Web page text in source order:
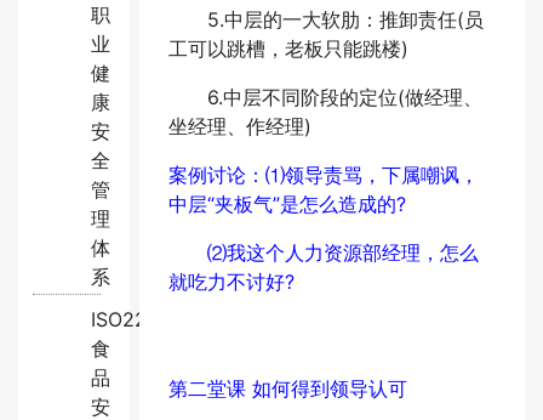
职
业
健
康
安
全
管
理
体
系
ISO22000:2018
食
品
安
5.中层的一大软肋：推卸责任(员
工可以跳槽，老板只能跳楼)
6.中层不同阶段的定位(做经理、
坐经理、作经理)
案例讨论：⑴领导责骂，下属嘲讽，
中层“夹板气”是怎么造成的?
⑵我这个人力资源部经理，怎么
就吃力不讨好?
第二堂课 如何得到领导认可